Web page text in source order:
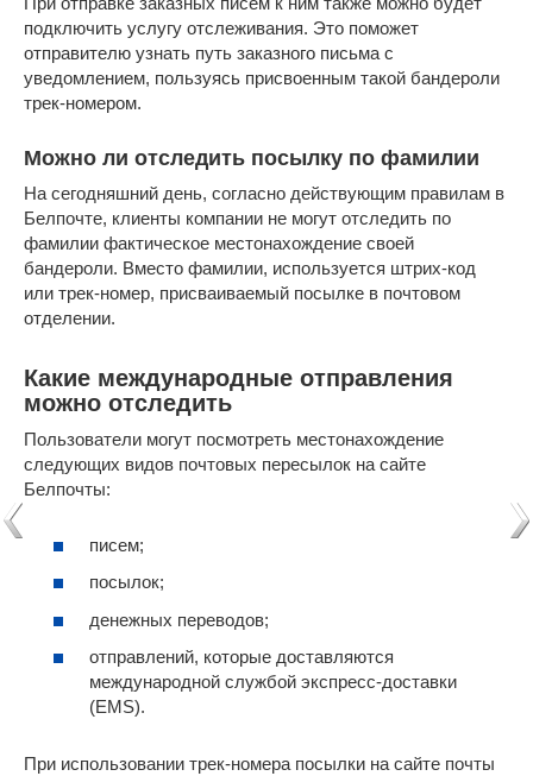
подключить услугу отслеживания. Это поможет
отправителю узнать путь заказного письма с
уведомлением, пользуясь присвоенным такой бандероли
трек-номером.
Можно ли отследить посылку по фамилии
На сегодняшний день, согласно действующим правилам в
Белпочте, клиенты компании не могут отследить по
фамилии фактическое местонахождение своей
бандероли. Вместо фамилии, используется штрих-код
или трек-номер, присваиваемый посылке в почтовом
отделении.
Какие международные отправления
можно отследить
Пользователи могут посмотреть местонахождение
следующих видов почтовых пересылок на сайте
Белпочты:
писем;
посылок;
денежных переводов;
отправлений, которые доставляются
международной службой экспресс-доставки
(EMS).
При использовании трек-номера посылки на сайте почты